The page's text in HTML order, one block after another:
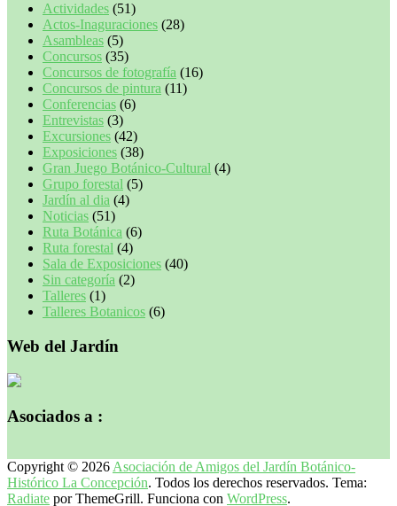
Actividades (51)
Actos-Inaguraciones (28)
Asambleas (5)
Concursos (35)
Concursos de fotografía (16)
Concursos de pintura (11)
Conferencias (6)
Entrevistas (3)
Excursiones (42)
Exposiciones (38)
Gran Juego Botánico-Cultural (4)
Grupo forestal (5)
Jardín al dia (4)
Noticias (51)
Ruta Botánica (6)
Ruta forestal (4)
Sala de Exposiciones (40)
Sin categoría (2)
Talleres (1)
Talleres Botanicos (6)
Web del Jardín
Asociados a :
Copyright © 2026 Asociación de Amigos del Jardín Botánico-
Histórico La Concepción. Todos los derechos reservados. Tema:
Radiate por ThemeGrill. Funciona con WordPress.